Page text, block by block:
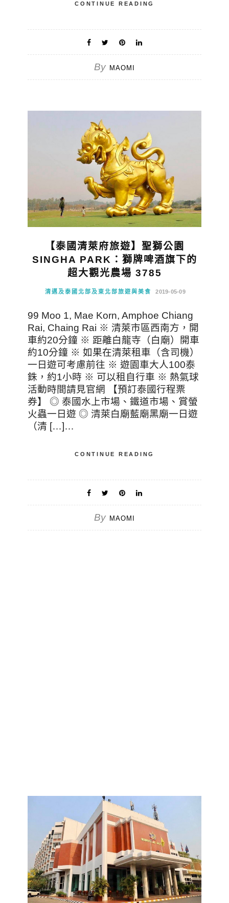
CONTINUE READING
By MAOMI
【泰國清萊府旅遊】聖獅公園
SINGHA PARK：獅牌啤酒旗下的
超大觀光農場 3785
清邁及泰國北部及東北部旅遊與美食 2019-05-09
99 Moo 1, Mae Korn, Amphoe Chiang
Rai, Chaing Rai ※ 清萊市區西南方，開
車約20分鐘 ※ 距離白龍寺（白廟）開車
約10分鐘 ※ 如果在清萊租車（含司機）
一日遊可考慮前往 ※ 遊園車大人100泰
銖，約1小時 ※ 可以租自行車 ※ 熱氣球
活動時間請見官網 【預訂泰國行程票
券】 ◎ 泰國水上市場、鐵道市場、賞螢
火蟲一日遊 ◎ 清萊白廟藍廟黑廟一日遊
（清 […]…
CONTINUE READING
By MAOMI